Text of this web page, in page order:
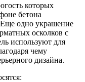
которых
бетона
Еще одно украшение
осколков с
используют для
чему
дизайна.